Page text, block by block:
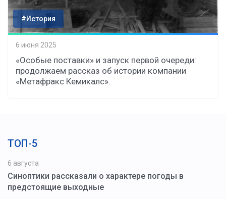
#История
6 июня 2025
«Особые поставки» и запуск первой очереди:
продолжаем рассказ об истории компании
«Метафракс Кемикалс».
ТОП-5
6 августа
Синоптики рассказали о характере погоды в
предстоящие выходные